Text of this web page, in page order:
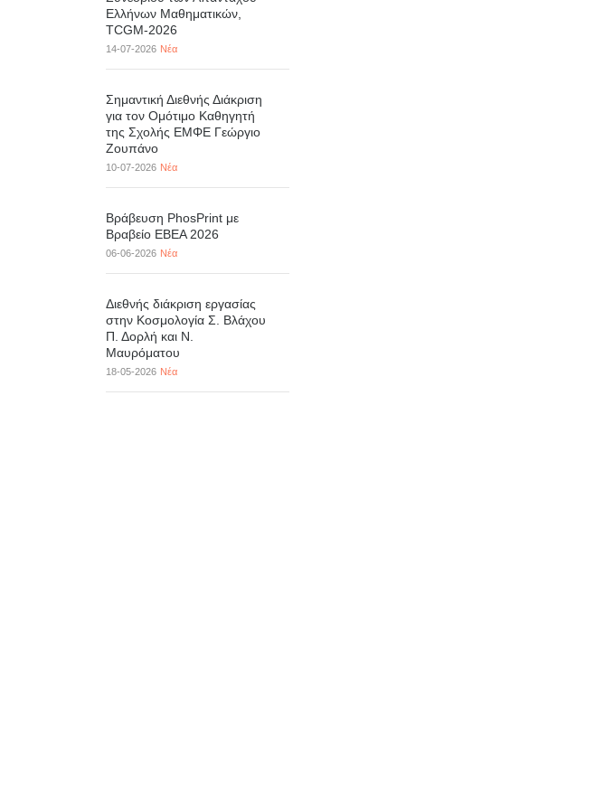
Ελλήνων Μαθηματικών,
TCGM-2026
14-07-2026 Νέα
Σημαντική Διεθνής Διάκριση
για τον Ομότιμο Καθηγητή
της Σχολής ΕΜΦΕ Γεώργιο
Ζουπάνο
10-07-2026 Νέα
Βράβευση PhosPrint με
Βραβείο ΕΒΕΑ 2026
06-06-2026 Νέα
Διεθνής διάκριση εργασίας
στην Κοσμολογία Σ. Βλάχου
Π. Δορλή και Ν.
Μαυρόματου
18-05-2026 Νέα